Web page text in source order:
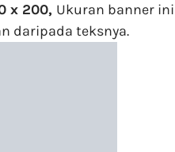
x 200, Ukuran banner
daripada teksnya.